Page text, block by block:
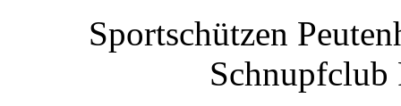
Sportschützen
Schnupfclub